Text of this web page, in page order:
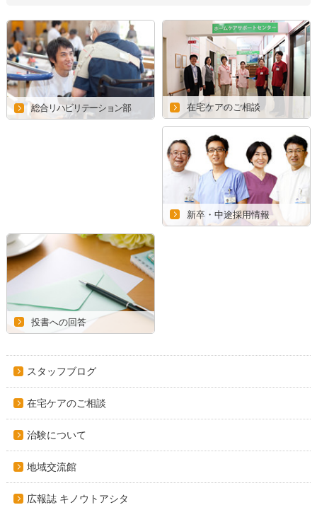
総合リハビリテーション部 在宅ケアのご相談
新卒・中途採用情報
投書への回答
スタッフブログ
在宅ケアのご相談
治験について
地域交流館
広報誌 キノウトアシタ